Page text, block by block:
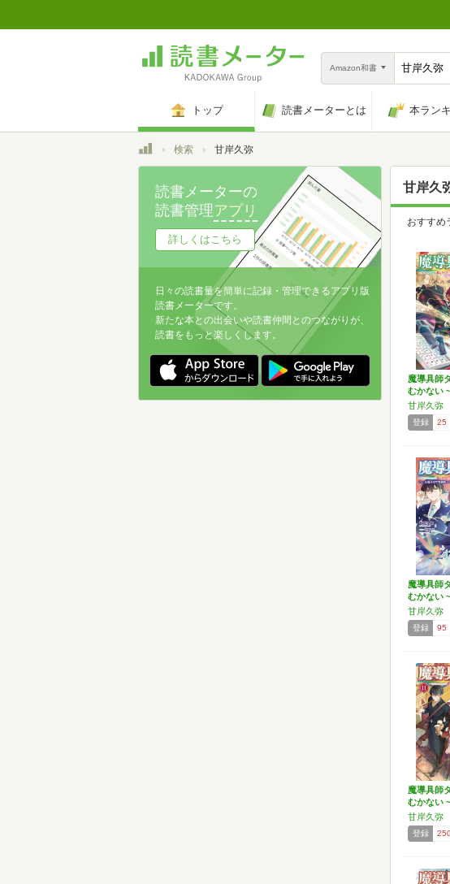
Amazon和書
トップ 読書メーターとは 本ラン
トップ検索 甘岸久弥
甘岸久
おすすめ
魔導具師
むかない
由…
甘岸久弥
登録 25
魔導具師
むかない
由…
甘岸久弥
登録 95
魔導具師
むかない
由…
甘岸久弥
登録
読書メーターの
読書管理アプリ
詳しくはこちら
日々の読書量を簡単に記録・管理できるアプリ版
読書メーターです。
新たな本との出会いや読書仲間とのつながりが、
読書をもっと楽しくします。